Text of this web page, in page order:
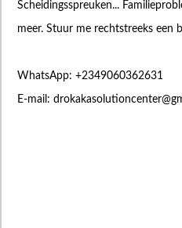
Scheidingsspreuken...
meer. Stuur me rechtstreeks een
WhatsApp: +2349060362631
E-mail: